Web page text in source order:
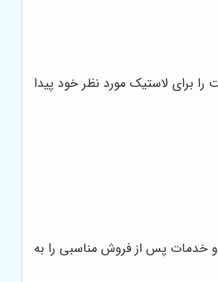
را برای لاستیک مورد نظر خود پیدا
خدمات پس از فروش مناسبی را به